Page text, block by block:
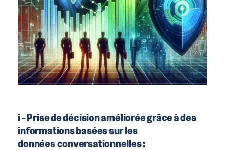
i - Prise de décision améliorée grâce à des
informations basées sur les
données conversationnelles :